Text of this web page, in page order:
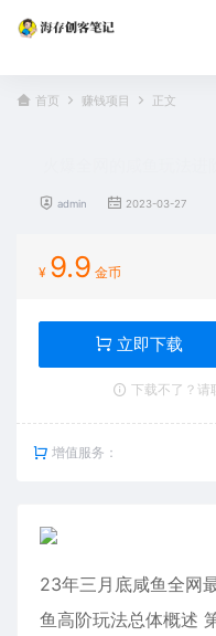
首页 赚钱项目 正文
admin 2023-03-27
¥ 9.9 金币
立即下载
下载不了？请
增值服务：
23年三月底咸鱼全网
鱼高阶玩法总体概述